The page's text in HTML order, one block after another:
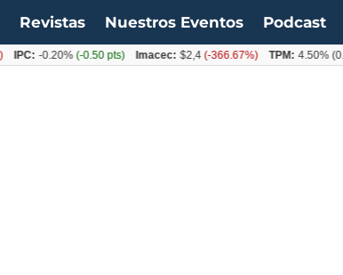
Revistas Nuestros Eventos Podcast
-0.20% (-0.50 pts) Imacec: $2,4(-366.67%) TPM: 4.50%(0.00%)